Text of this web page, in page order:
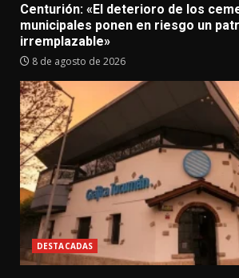
Centurión: «El deterioro de los
municipales ponen en riesgo un
irremplazable»
8 de agosto de 2026
DESTACADAS